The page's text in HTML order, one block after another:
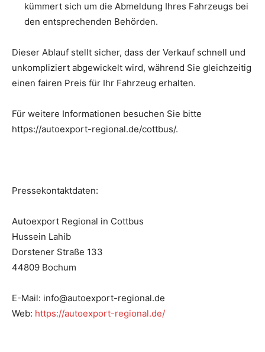
kümmert sich um die Abmeldung Ihres Fahrzeugs bei
den entsprechenden Behörden.
Dieser Ablauf stellt sicher, dass der Verkauf schnell und
unkompliziert abgewickelt wird, während Sie gleichzeitig
einen fairen Preis für Ihr Fahrzeug erhalten.
Für weitere Informationen besuchen Sie bitte
https://autoexport-regional.de/cottbus/.
Pressekontaktdaten:
Autoexport Regional in Cottbus
Hussein Lahib
Dorstener Straße 133
44809 Bochum
E-Mail: info@autoexport-regional.de
Web: https://autoexport-regional.de/